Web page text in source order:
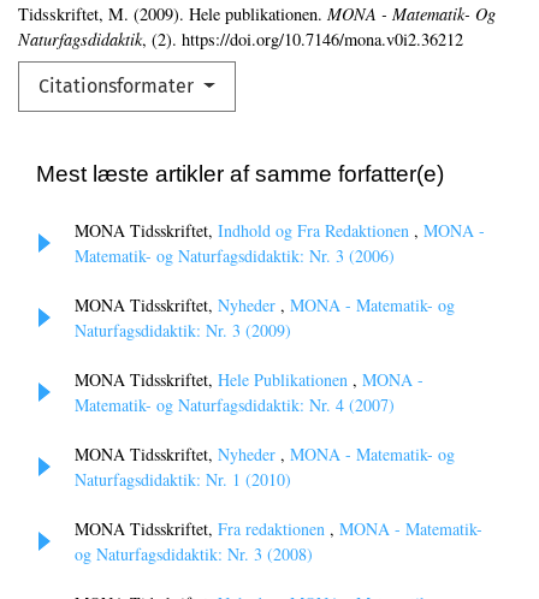
Tidsskriftet, M. (2009). Hele publikationen. MONA - Matematik- Og
Naturfagsdidaktik, (2). https://doi.org/10.7146/mona.v0i2.36212
Citationsformater
Mest læste artikler af samme forfatter(e)
MONA Tidsskriftet, Indhold og Fra Redaktionen , MONA -
Matematik- og Naturfagsdidaktik: Nr. 3 (2006)
MONA Tidsskriftet, Nyheder , MONA - Matematik- og
Naturfagsdidaktik: Nr. 3 (2009)
MONA Tidsskriftet, Hele Publikationen , MONA -
Matematik- og Naturfagsdidaktik: Nr. 4 (2007)
MONA Tidsskriftet, Nyheder , MONA - Matematik- og
Naturfagsdidaktik: Nr. 1 (2010)
MONA Tidsskriftet, Fra redaktionen , MONA - Matematik-
og Naturfagsdidaktik: Nr. 3 (2008)